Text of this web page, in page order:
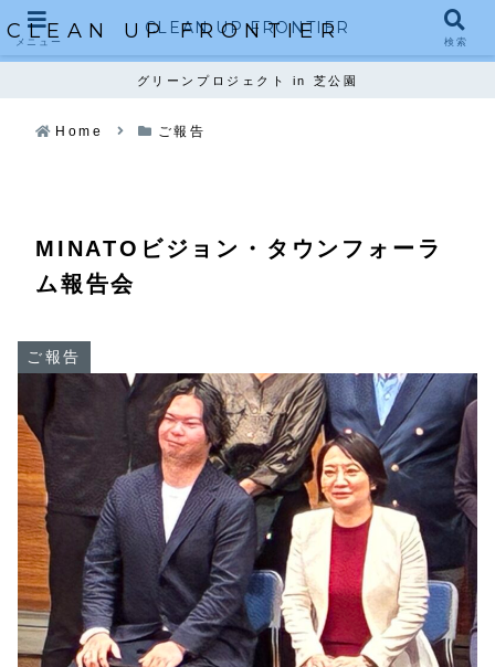
CLEAN UP FRONTIER
グリーンプロジェクト in 芝公園
Home ご報告
MINATOビジョン・タウンフォーラ
ム報告会
ご報告
メニュー
CLEAN UP FRONTIER
検索